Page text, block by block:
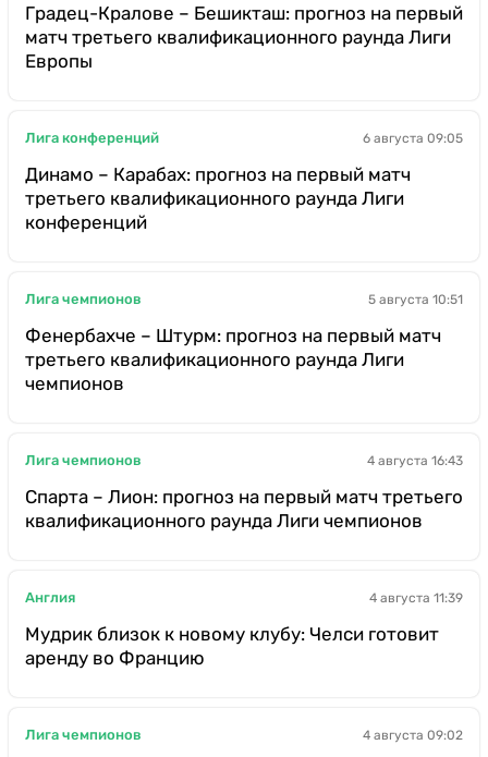
Градец-Кралове – Бешикташ: прогноз на первый
матч третьего квалификационного раунда Лиги
Европы
Лига конференций 6 августа 09:05
Динамо – Карабах: прогноз на первый матч
третьего квалификационного раунда Лиги
конференций
Лига чемпионов 5 августа 10:51
Фенербахче – Штурм: прогноз на первый матч
третьего квалификационного раунда Лиги
чемпионов
Лига чемпионов 4 августа 16:43
Спарта – Лион: прогноз на первый матч третьего
квалификационного раунда Лиги чемпионов
Англия 4 августа 11:39
Мудрик близок к новому клубу: Челси готовит
аренду во Францию
Лига чемпионов 4 августа 09:02